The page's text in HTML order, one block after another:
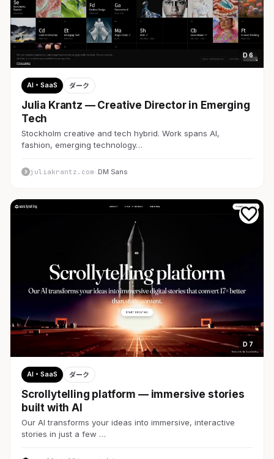
D 6
AI・SaaS ダーク
Julia Krantz — Creative Director in Emerging
Tech
Stockholm creative and tech hybrid. Work spans AI,
fashion, emerging technology…
juliakrantz.com· DM Sans
D 7
AI・SaaS ダーク
Scrollytelling platform — immersive stories
built with AI
Our AI transforms your ideas into immersive, interactive
stories in just a few …